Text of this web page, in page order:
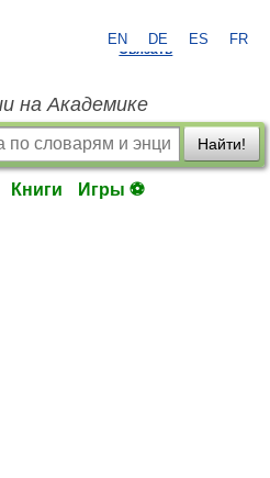
EN DE ES FR
на Академике
Найти!
Книги Игры ⚽
Связать